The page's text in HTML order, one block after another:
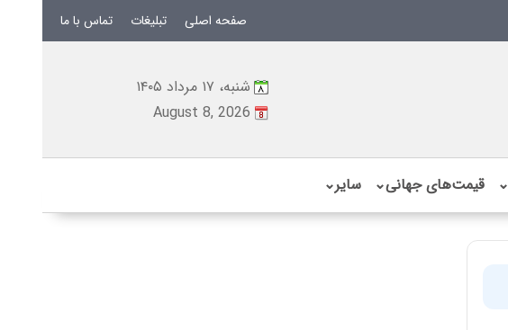
صفحه اصلی تبلیغات تماس با ما
شنبه، ۱۷ مرداد ۱۴۰۵
August 8, 2026
⌄ قیمت‌های جهانی⌄ سایر⌄